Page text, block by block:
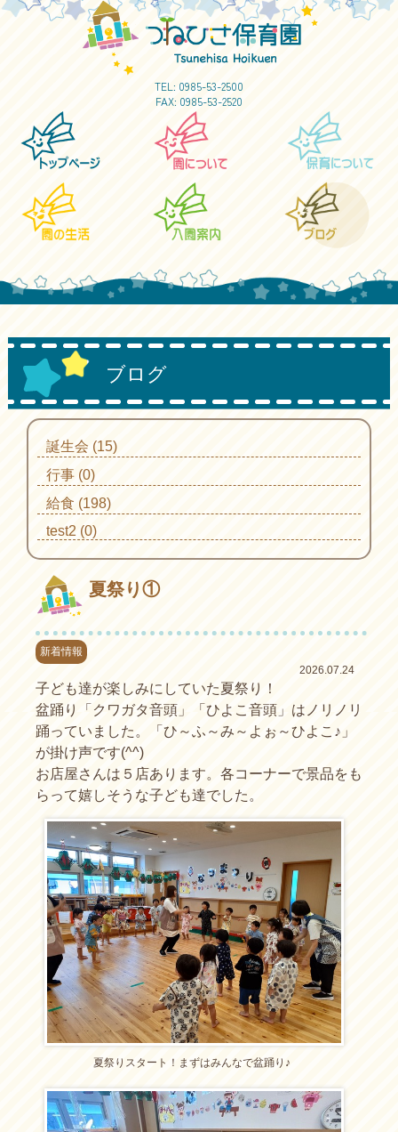
TEL: 0985-53-2500
FAX: 0985-53-2520
ブログ
誕生会 (15)
行事 (0)
給食 (198)
test2 (0)
夏祭り①
新着情報
2026.07.24
子ども達が楽しみにしていた夏祭り！
盆踊り「クワガタ音頭」「ひよこ音頭」はノリノリ
踊っていました。「ひ～ふ～み～よぉ～ひよこ♪」
が掛け声です(^^)
お店屋さんは５店あります。各コーナーで景品をも
らって嬉しそうな子ども達でした。
夏祭りスタート！まずはみんなで盆踊り♪